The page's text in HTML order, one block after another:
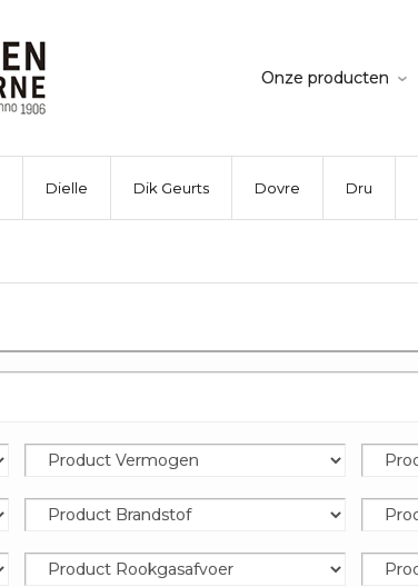
Onze producten
Dielle Dik Geurts Dovre Dru